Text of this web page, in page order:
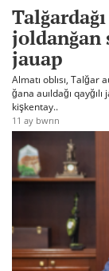
joldanğan
jauap
Almatı oblısı, Talğar
ğana auıldağı
kişkentay..
11 ay bwrın